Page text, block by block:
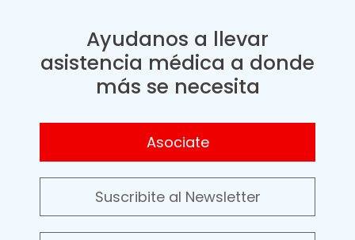
Ayudanos a llevar
asistencia médica a donde
más se necesita
Asociate
Suscribite al Newsletter